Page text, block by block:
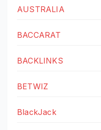
AUSTRALIA
BACCARAT
BACKLINKS
BETWIZ
BlackJack